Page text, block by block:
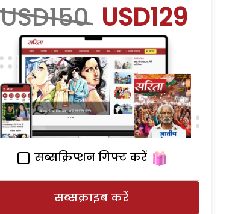
USD150 USD129
सब्सक्रिप्शन गिफ्ट करें
सब्सक्राइब करें